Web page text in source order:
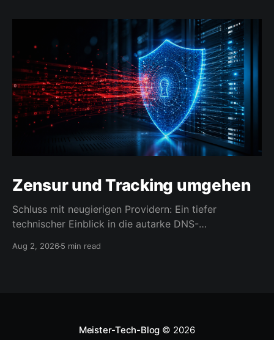
Zensur und Tracking umgehen
Schluss mit neugierigen Providern: Ein tiefer
technischer Einblick in die autarke DNS-
Aug 2, 20265 min read
Meister-Tech-Blog © 2026